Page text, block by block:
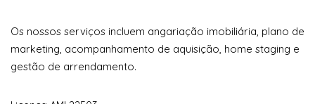
Os nossos serviços incluem angariação imobiliária, plano de
marketing, acompanhamento de aquisição, home staging e
gestão de arrendamento.